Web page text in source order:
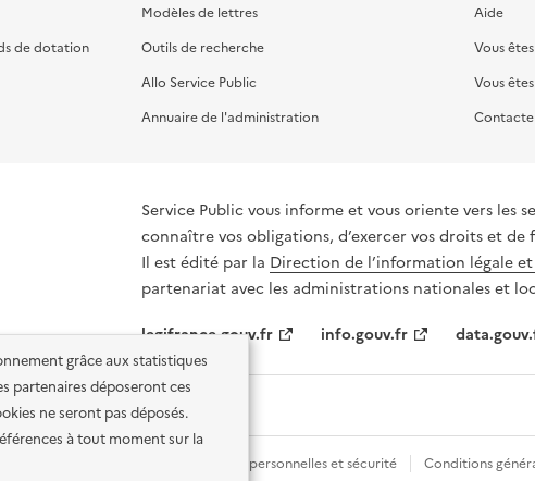
grâce aux statistiques
partenaires déposeront ces
ne seront pas déposés.
à tout moment sur la
de dotation
Modèles de lettres
Outils de recherche
Allo Service Public
Annuaire de l'administration
Aide
Vous
Vous
Service Public vous informe et vous oriente vers les
connaître vos obligations, d’exercer vos droits et
Il est édité par la Direction de l’information légale
partenariat avec les administrations nationales et
legifrance.gouv.fr
info.gouv.fr
Données personnelles et sécurité Conditions